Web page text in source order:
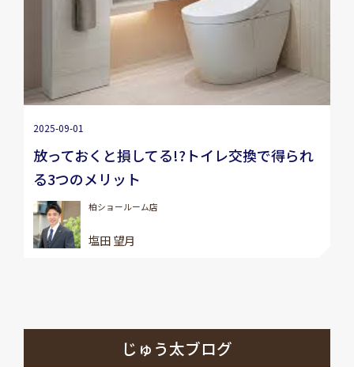
2025-09-01
放っておくと損してる!?トイレ交換で得られ
る3つのメリット
柏ショールーム店
塩田 望月
じゅう太ブログ